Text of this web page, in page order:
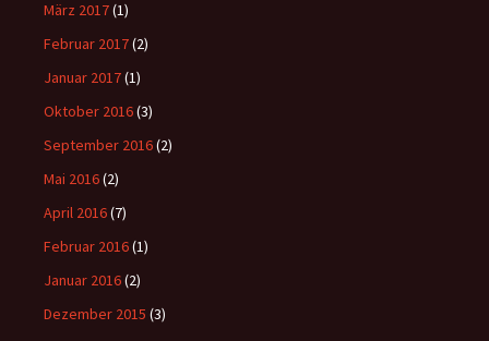
März 2017(1)
Februar 2017(2)
Januar 2017(1)
Oktober 2016(3)
September 2016(2)
Mai 2016(2)
April 2016(7)
Februar 2016(1)
Januar 2016(2)
Dezember 2015 (3)